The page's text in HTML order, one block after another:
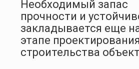
Необходимый запас
прочности и
закладывается еще
этапе
строительства